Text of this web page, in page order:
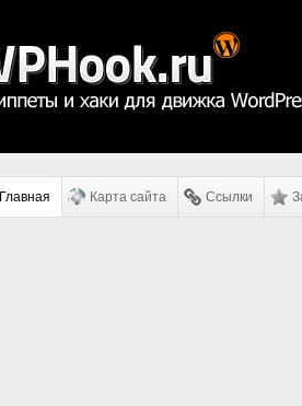
Главная Карта сайта Ссылки